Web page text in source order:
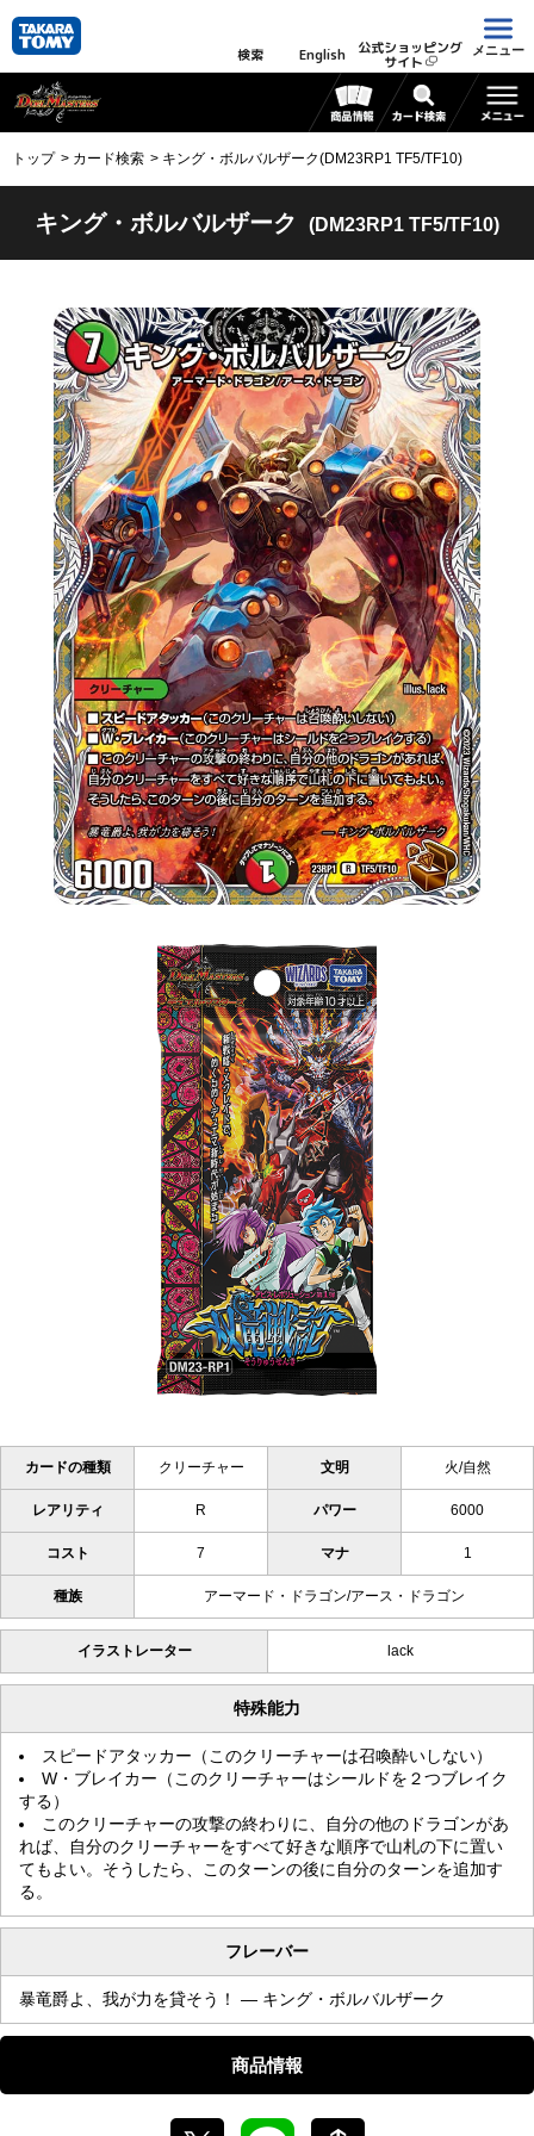
検索 English 公式ショッピング
サイト
メニュー
トップ カード検索 キング・ボルバルザーク(DM23RP1 TF5/TF10)
キング・ボルバルザーク (DM23RP1 TF5/TF10)
カードの種類 クリーチャー 文明 火/自然
レアリティ R パワー 6000
コスト 7 マナ 1
種族 アーマード・ドラゴン/アース・ドラゴン
イラストレーター lack
特殊能力
スピードアタッカー（このクリーチャーは召喚酔いしない）
W・ブレイカー（このクリーチャーはシールドを２つブレイク
する）
このクリーチャーの攻撃の終わりに、自分の他のドラゴンがあ
れば、自分のクリーチャーをすべて好きな順序で山札の下に置い
てもよい。そうしたら、このターンの後に自分のターンを追加す
る。
フレーバー
暴竜爵よ、我が力を貸そう！ — キング・ボルバルザーク
商品情報